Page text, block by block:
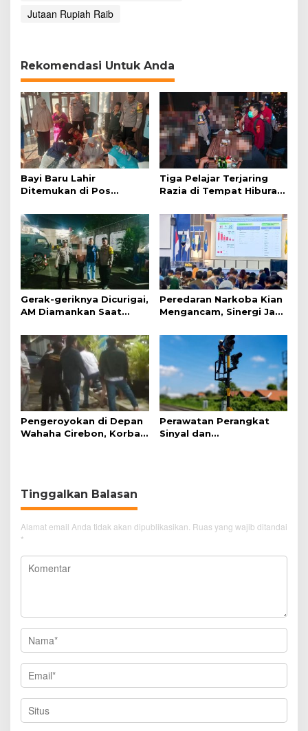
Jutaan Rupiah Raib
Rekomendasi Untuk Anda
Bayi Baru Lahir
Ditemukan di Pos
Tiga Pelajar Terjaring
Razia di Tempat Hiburan
Gerak-geriknya Dicurigai,
AM Diamankan Saat
Peredaran Narkoba Kian
Mengancam, Sinergi Jadi
Pengeroyokan di Depan
Wahaha Cirebon, Korban
Perawatan Perangkat
Sinyal dan
Tinggalkan Balasan
Alamat email Anda tidak akan dipublikasikan. Ruas yang wajib ditandai
*